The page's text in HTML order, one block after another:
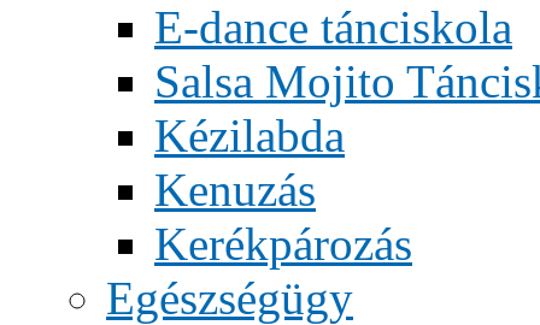
E-dance tánciskola
Salsa Mojito
Kézilabda
Kenuzás
Kerékpározás
Egészségügy